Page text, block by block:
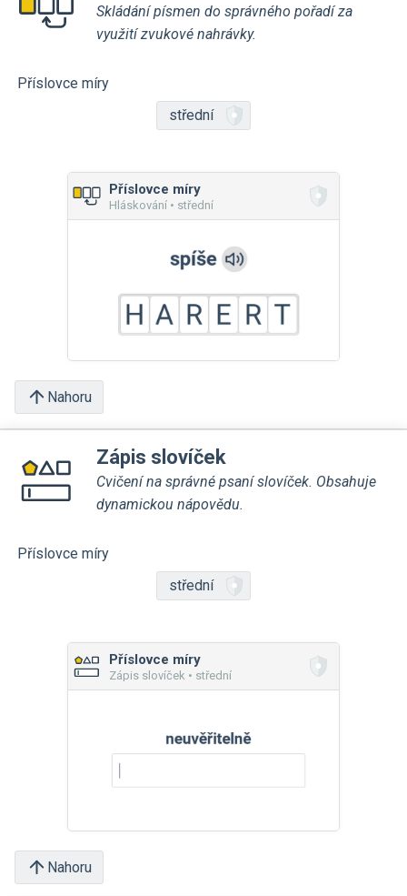
Skládání písmen do správného pořadí za
využití zvukové nahrávky.
Příslovce míry
střední
Příslovce míry
Hláskování • střední
Nahoru
Zápis slovíček
Cvičení na správné psaní slovíček. Obsahuje
dynamickou nápovědu.
Příslovce míry
střední
Příslovce míry
Zápis slovíček • střední
Nahoru